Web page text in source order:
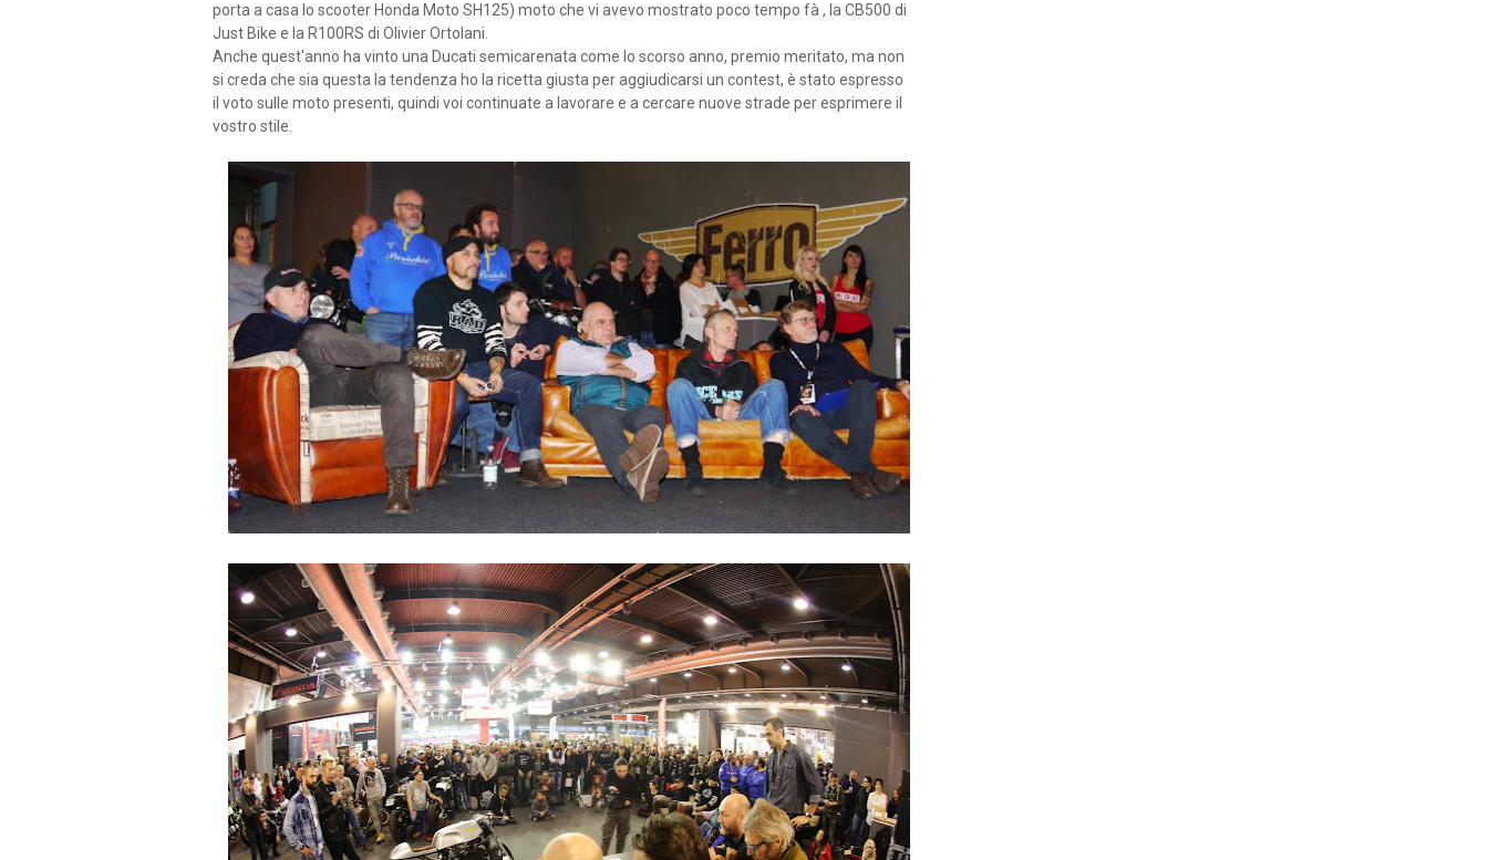
porta a casa lo scooter Honda Moto SH125) moto che vi avevo mostrato poco tempo fà , la CB500 di
Just Bike e la R100RS di Olivier Ortolani.
Anche quest'anno ha vinto una Ducati semicarenata come lo scorso anno, premio meritato, ma non
si creda che sia questa la tendenza ho la ricetta giusta per aggiudicarsi un contest, è stato espresso
il voto sulle moto presenti, quindi voi continuate a lavorare e a cercare nuove strade per esprimere il
vostro stile.